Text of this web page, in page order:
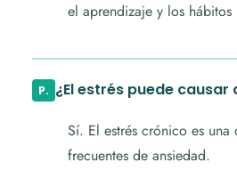
el aprendizaje y los hábitos
¿El estrés puede causar
Sí. El estrés crónico es una
frecuentes de ansiedad.